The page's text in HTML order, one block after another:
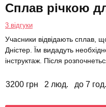
Сплав річкою
3 відгуки
Учасники відвідають сплав,
Дністер. Їм видадуть
інструктаж. Після
3200 грн 2 люд. до 7 год.